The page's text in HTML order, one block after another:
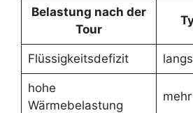
Belastung nach der
Tour
Flüssigkeitsdefizit
hohe
Wärmebelastung